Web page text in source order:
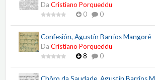
Da Cristiano Porqueddu
0
0
Confesión, Agustín Barrios Mangoré
Da Cristiano Porqueddu
8
0